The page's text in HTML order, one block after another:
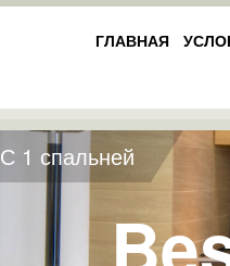
ГЛАВНАЯ
С 1 спальней